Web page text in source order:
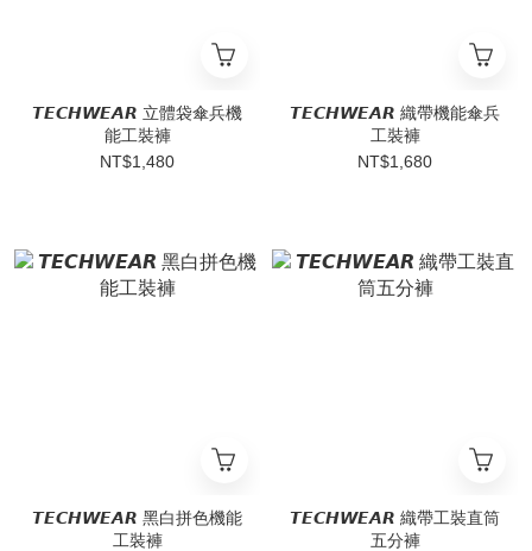
𝙏𝙀𝘾𝙃𝙒𝙀𝘼𝙍 立體袋傘兵機
能工裝褲
NT$1,480
𝙏𝙀𝘾𝙃𝙒𝙀𝘼𝙍 織帶機能傘兵
工裝褲
NT$1,680
𝙏𝙀𝘾𝙃𝙒𝙀𝘼𝙍 黑白拼色機能
工裝褲
𝙏𝙀𝘾𝙃𝙒𝙀𝘼𝙍 織帶工裝直筒
五分褲